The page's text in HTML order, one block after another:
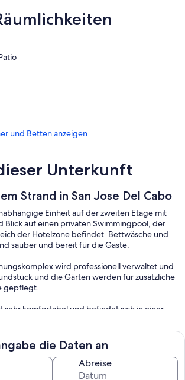
und Betten anzeigen
Unterkunft
Strand in San Jose Del Cabo
Einheit auf der zweiten Etage mit
Blick auf einen privaten Swimmingpool, der
der Hotelzone befindet. Bettwäsche und
sauber und bereit für die Gäste.
wird professionell verwaltet und
und die Gärten werden für zusätzliche
gepflegt.
sehr komfortabel und befindet sich in einer
die Daten an
Abreise